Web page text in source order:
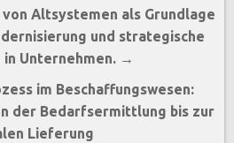
Altsystemen als Grundlage
und strategische
in Unternehmen. →
im Beschaffungswesen:
der Bedarfsermittlung bis zur
Lieferung